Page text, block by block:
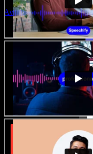
Avvia Studio